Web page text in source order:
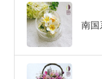
南国